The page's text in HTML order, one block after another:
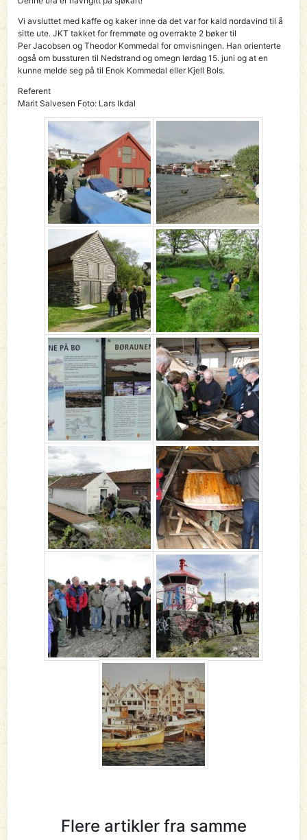
Vi avsluttet med kaffe og kaker inne da det var for kald nordavind til å
sitte ute. JKT takket for fremmøte og overrakte 2 bøker til
Per Jacobsen og Theodor Kommedal for omvisningen. Han orienterte
også om bussturen til Nedstrand og omegn lørdag 15. juni og at en
kunne melde seg på til Enok Kommedal eller Kjell Bols.
Referent
Marit Salvesen Foto: Lars Ikdal
Flere artikler fra samme